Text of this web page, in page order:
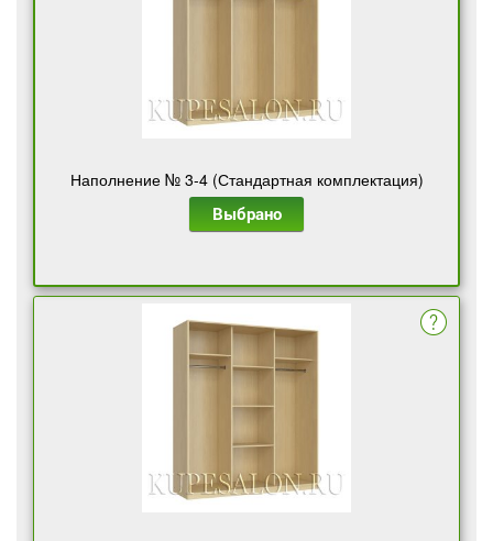
Наполнение № 3-4 (Стандартная комплектация)
Выбрано